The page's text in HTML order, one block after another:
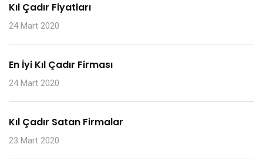
Kıl Çadır Fiyatları
24 Mart 2020
En İyi Kıl Çadır Firması
24 Mart 2020
Kıl Çadır Satan Firmalar
23 Mart 2020